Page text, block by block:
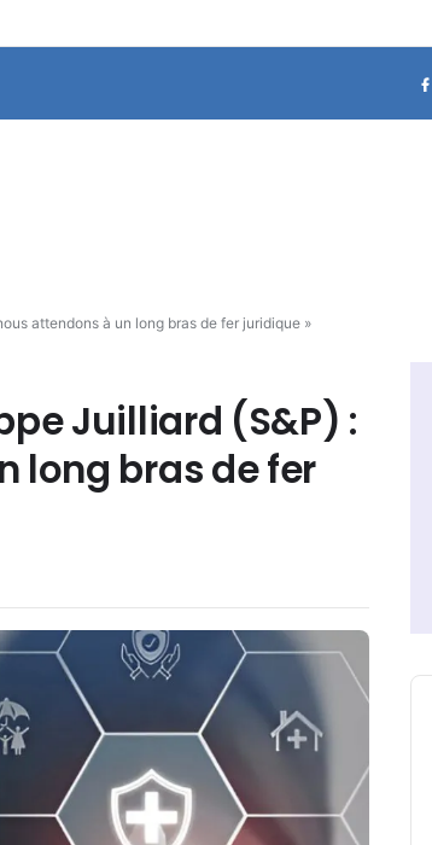
attendons à un long bras de fer juridique »
Juilliard (S&P) :
long bras de fer